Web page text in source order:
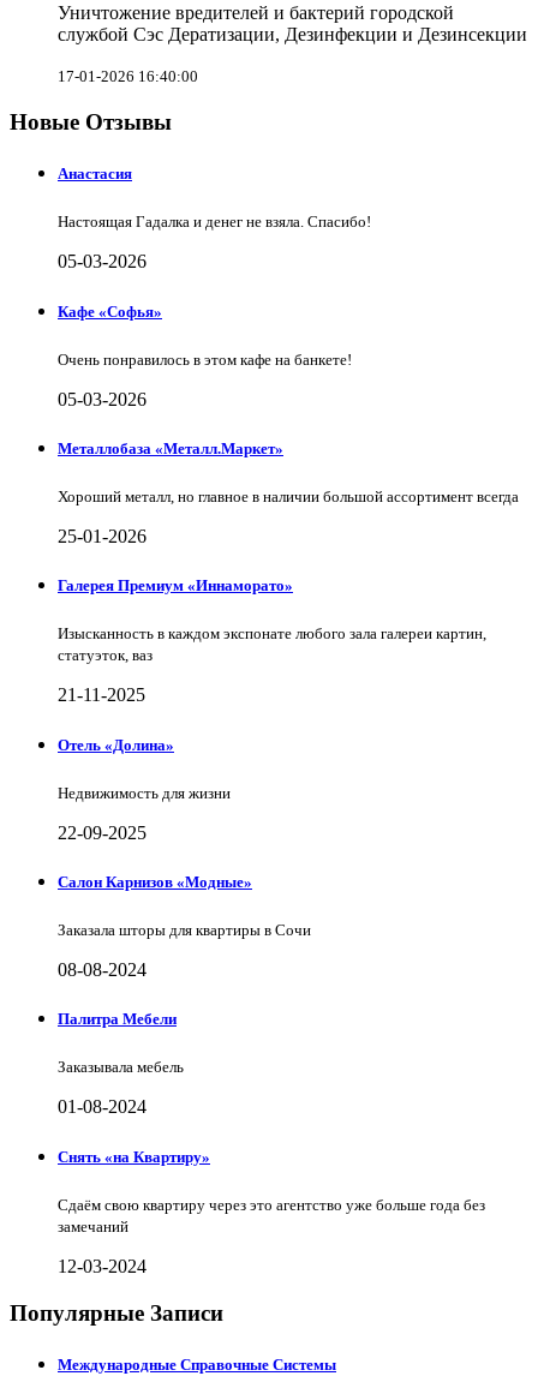
Уничтожение вредителей и бактерий городской
службой Сэс Дератизации, Дезинфекции и Дезинсекции
17-01-2026 16:40:00
Новые Отзывы
Анастасия
Настоящая Гадалка и денег не взяла. Спасибо!
05-03-2026
Кафе «Софья»
Очень понравилось в этом кафе на банкете!
05-03-2026
Металлобаза «Металл.Маркет»
Хороший металл, но главное в наличии большой ассортимент всегда
25-01-2026
Галерея Премиум «Иннаморато»
Изысканность в каждом экспонате любого зала галереи картин,
статуэток, ваз
21-11-2025
Отель «Долина»
Недвижимость для жизни
22-09-2025
Салон Карнизов «Модные»
Заказала шторы для квартиры в Сочи
08-08-2024
Палитра Мебели
Заказывала мебель
01-08-2024
Снять «на Квартиру»
Сдаём свою квартиру через это агентство уже больше года без
замечаний
12-03-2024
Популярные Записи
Международные Справочные Системы